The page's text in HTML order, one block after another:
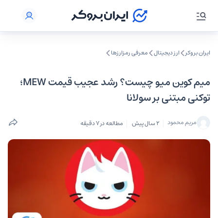
ایران بروکر ارز دیجیتال معرفی رمزارزها
میم کوین میو چیست؟ رشد عجیب قیمت MEW؛
توکنی مبتنی بر سولانا
مریم محمود 2 سال پیش مطالعه در 7 دقیقه